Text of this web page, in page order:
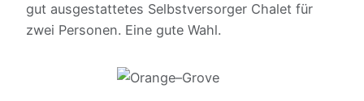
gut ausgestattetes Selbstversorger Chalet für
zwei Personen. Eine gute Wahl.